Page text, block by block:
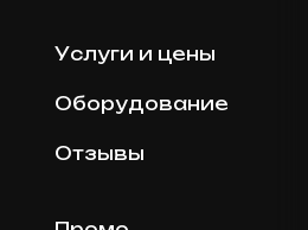
Услуги и цены
Оборудование
Отзывы